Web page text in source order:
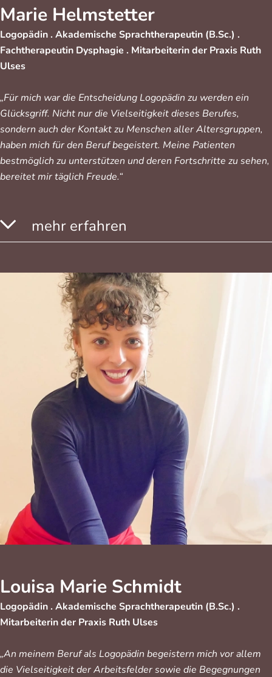
Marie Helmstetter
Logopädin . Akademische Sprachtherapeutin (B.Sc.) .
Fachtherapeutin Dysphagie . Mitarbeiterin der Praxis Ruth
Ulses
„Für mich war die Entscheidung Logopädin zu werden ein
Glücksgriff. Nicht nur die Vielseitigkeit dieses Berufes,
sondern auch der Kontakt zu Menschen aller Altersgruppen,
haben mich für den Beruf begeistert. Meine Patienten
bestmöglich zu unterstützen und deren Fortschritte zu sehen,
bereitet mir täglich Freude.“
mehr erfahren
Louisa Marie Schmidt
Logopädin . Akademische Sprachtherapeutin (B.Sc.) .
Mitarbeiterin der Praxis Ruth Ulses
„An meinem Beruf als Logopädin begeistern mich vor allem
die Vielseitigkeit der Arbeitsfelder sowie die Begegnungen